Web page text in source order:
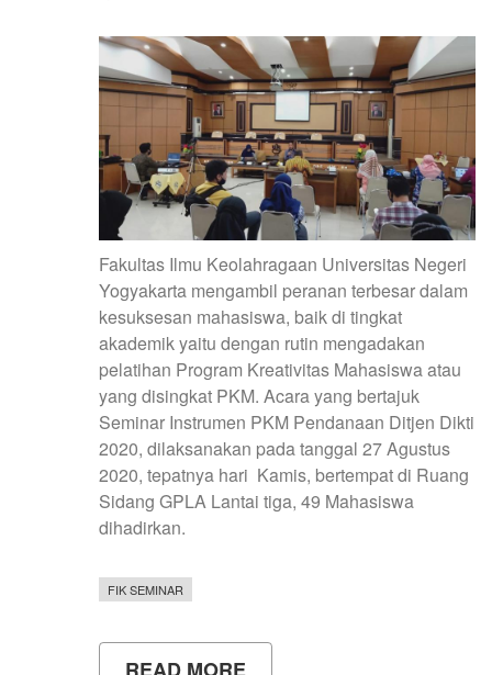
DIY
Fakultas Ilmu Keolahragaan Universitas Negeri
Yogyakarta mengambil peranan terbesar dalam
kesuksesan mahasiswa, baik di tingkat
akademik yaitu dengan rutin mengadakan
pelatihan Program Kreativitas Mahasiswa atau
yang disingkat PKM. Acara yang bertajuk
Seminar Instrumen PKM Pendanaan Ditjen Dikti
2020, dilaksanakan pada tanggal 27 Agustus
2020, tepatnya hari Kamis, bertempat di Ruang
Sidang GPLA Lantai tiga, 49 Mahasiswa
dihadirkan.
FIK SEMINAR